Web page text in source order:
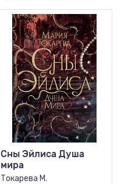
Сны Эйлиса Душа
мира
Токарева М.